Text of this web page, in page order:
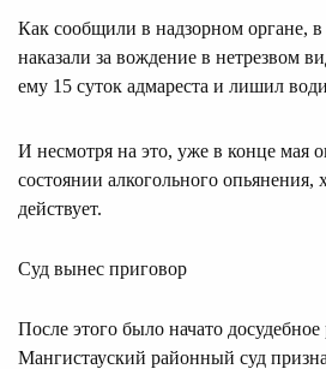
Как сообщили в надзорном органе,
наказали за вождение в нетрезвом
ему 15 суток адмареста и лишил
И несмотря на это, уже в конце мая
состоянии алкогольного опьянения,
действует.
Суд вынес приговор
После этого было начато досудебное
Мангистауский районный суд